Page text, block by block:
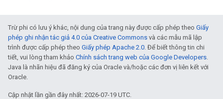
Trừ phi có lưu ý khác, nội dung của trang này được cấp phép theo Giấy
phép ghi nhận tác giả 4.0 của Creative Commons và các mẫu mã lập
trình được cấp phép theo Giấy phép Apache 2.0. Để biết thông tin chi
tiết, vui lòng tham khảo Chính sách trang web của Google Developers.
Java là nhãn hiệu đã đăng ký của Oracle và/hoặc các đơn vị liên kết với
Oracle.
Cập nhật lần gần đây nhất: 2026-07-19 UTC.